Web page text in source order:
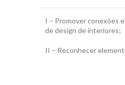
I – Promover conexões
de design de interiores;
II – Reconhecer